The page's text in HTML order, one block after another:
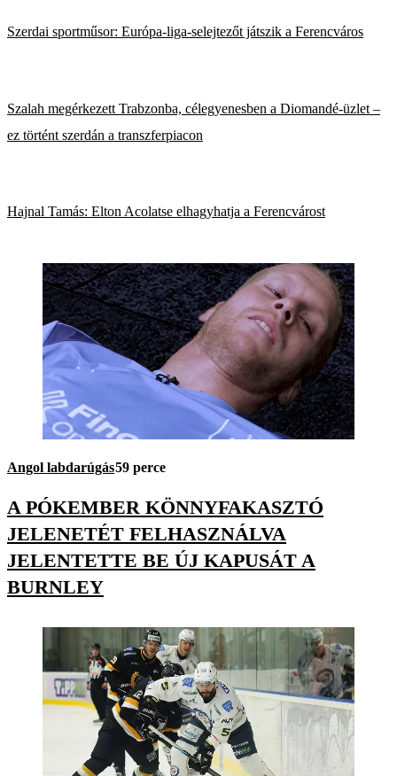
Szerdai sportműsor: Európa-liga-selejtezőt játszik a Ferencváros
Szalah megérkezett Trabzonba, célegyenesben a Diomandé-üzlet –
ez történt szerdán a transzferpiacon
Hajnal Tamás: Elton Acolatse elhagyhatja a Ferencvárost
Angol labdarúgás59 perce
A PÓKEMBER KÖNNYFAKASZTÓ
JELENETÉT FELHASZNÁLVA
JELENTETTE BE ÚJ KAPUSÁT A
BURNLEY